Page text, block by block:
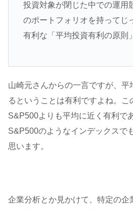
投資対象が閉じた中での運用
のポートフォリオを持ってじ
有利な「平均投資有利の原則
山崎元さんからの一言ですが、平
るということは有利ですよね。
S&P500よりも平均に近く有利で
S&P500のようなインデックスで
思います。
企業分析とか見かけて、特定の企